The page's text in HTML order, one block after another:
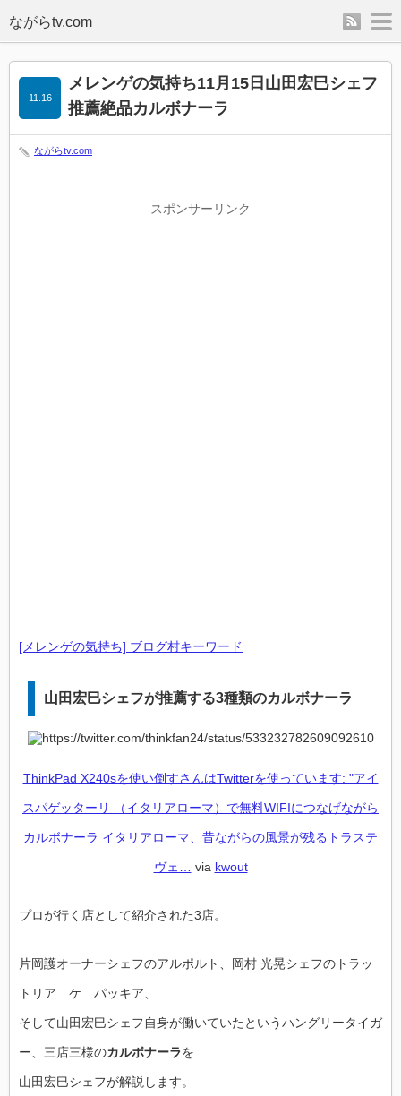
rss
メレンゲの気持ち11月15日山田宏巳シェフ
推薦絶品カルボナーラ
11.16
ながらtv.com
スポンサーリンク
[メレンゲの気持ち] ブログ村キーワード
山田宏巳シェフが推薦する3種類のカルボナーラ
ThinkPad X240sを使い倒すさんはTwitterを使っています: "アイ
スパゲッターリ （イタリアローマ）で無料WIFIにつなげながら
カルボナーラ イタリアローマ、昔ながらの風景が残るトラステ
ヴェ… via kwout
プロが行く店として紹介された3店。
片岡護オーナーシェフのアルポルト、岡村 光晃シェフのトラッ
トリア ケ パッキア、
そして山田宏巳シェフ自身が働いていたというハングリータイガ
ー、三店三様のカルボナーラを
山田宏巳シェフが解説します。